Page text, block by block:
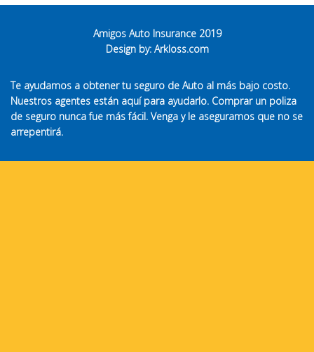
Amigos Auto Insurance 2019
Design by: Arkloss.com
Te ayudamos a obtener tu seguro de Auto al más bajo costo.
Nuestros agentes están aquí para ayudarlo. Comprar un poliza
de seguro nunca fue más fácil. Venga y le aseguramos que no se
arrepentirá.